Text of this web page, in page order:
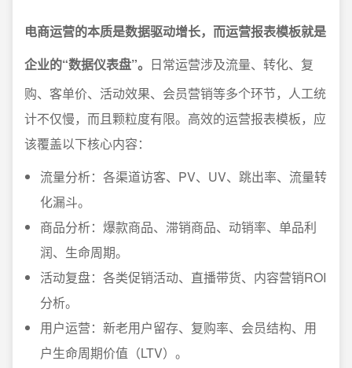
电商运营的本质是数据驱动增长，而运营报表模板就是
企业的“数据仪表盘”。 日常运营涉及流量、转化、复
购、客单价、活动效果、会员营销等多个环节，人工统
计不仅慢，而且颗粒度有限。高效的运营报表模板，应
该覆盖以下核心内容：
流量分析：各渠道访客、PV、UV、跳出率、流量转
化漏斗。
商品分析：爆款商品、滞销商品、动销率、单品利
润、生命周期。
活动复盘：各类促销活动、直播带货、内容营销ROI
分析。
用户运营：新老用户留存、复购率、会员结构、用
户生命周期价值（LTV）。